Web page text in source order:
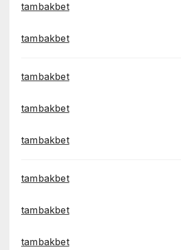
tambakbet
tambakbet
tambakbet
tambakbet
tambakbet
tambakbet
tambakbet
tambakbet